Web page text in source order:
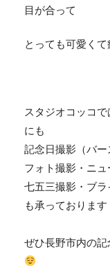
目が合って
とっても可愛く
スタジオコッコで
にも
記念日撮影（バ
フォト撮影・ニ
七五三撮影・ブ
も承っております
ぜひ長野市内の